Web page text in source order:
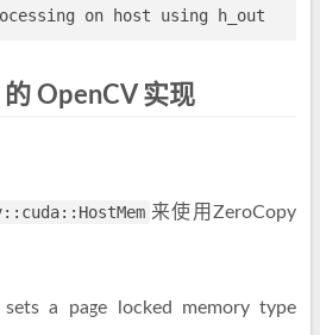
on host using h_out
OpenCV 实现
来使用ZeroCopy
sets a page locked memory type